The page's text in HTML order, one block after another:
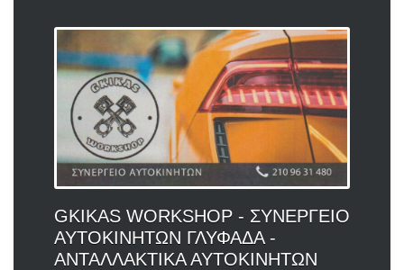
GKIKAS WORKSHOP - ΣΥΝΕΡΓΕΙΟ
ΑΥΤΟΚΙΝΗΤΩΝ ΓΛΥΦΑΔΑ -
ΑΝΤΑΛΛΑΚΤΙΚΑ ΑΥΤΟΚΙΝΗΤΩΝ